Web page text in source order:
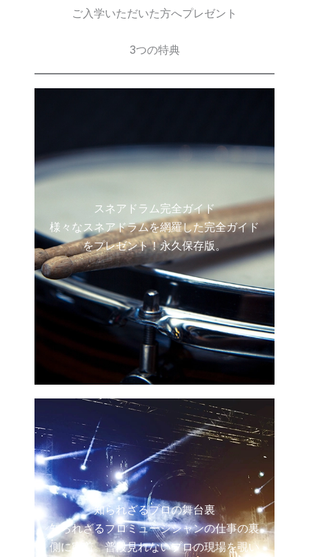
ご入学いただいた方へプレゼント
3つの特典
スネアドラム完全ガイド
様々なスネアドラムを網羅した完全ガイド
をプレゼント！永久保存版。
知られざるプロの舞台裏
知られざるプロミュージシャンの仕事の裏
側に密着。普段見れないプロの現場を覗い